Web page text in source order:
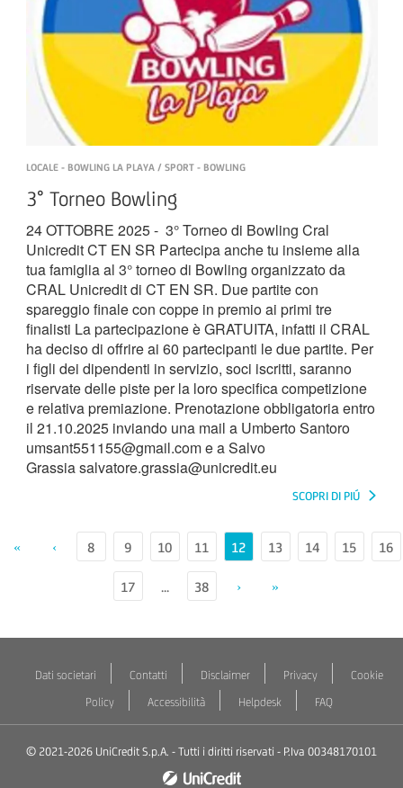
LOCALE - BOWLING LA PLAYA / SPORT - BOWLING
3° Torneo Bowling
24 OTTOBRE 2025 - 3° Torneo di Bowling Cral
Unicredit CT EN SR Partecipa anche tu insieme alla
tua famiglia al 3° torneo di Bowling organizzato da
CRAL Unicredit di CT EN SR. Due partite con
spareggio finale con coppe in premio ai primi tre
finalisti La partecipazione è GRATUITA, infatti il CRAL
ha deciso di offrire ai 60 partecipanti le due partite. Per
i figli dei dipendenti in servizio, soci iscritti, saranno
riservate delle piste per la loro specifica competizione
e relativa premiazione. Prenotazione obbligatoria entro
il 21.10.2025 inviando una mail a Umberto Santoro
umsant551155@gmail.com e a Salvo
Grassia salvatore.grassia@unicredit.eu
SCOPRI DI PIÚ
« ‹ 8 9 10 11 12 13 14 15 16
17 ... 38 › »
Dati societari Contatti Disclaimer Privacy
Cookie
Policy
Accessibilità Helpdesk FAQ
© 2021-2026 UniCredit S.p.A. - Tutti i diritti riservati - P.Iva 00348170101